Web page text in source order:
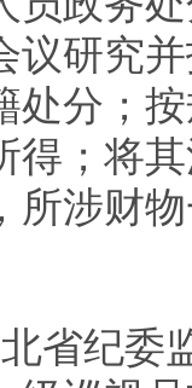
议研究
处分；
得；将
所涉财
省纪委